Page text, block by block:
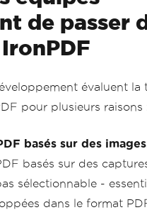
de passer
évaluent la
pour plusieurs raisons
basés sur des
basés sur des
sélectionnable -
dans le format